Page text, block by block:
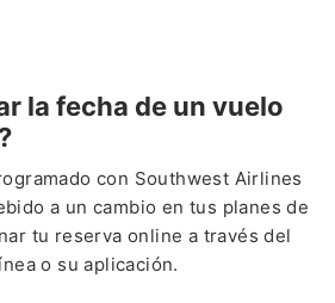
la fecha de un vuelo
con Southwest Airlines
a un cambio en tus planes de
tu reserva online a través del
o su aplicación.